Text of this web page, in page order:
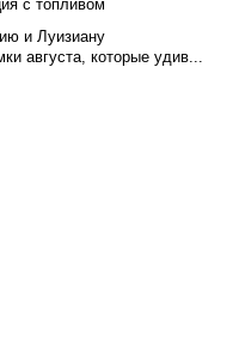
с топливом
и Луизиану
августа, которые удив...